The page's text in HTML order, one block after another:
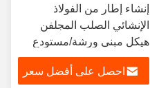
إنشاء إطار من الفولاذ
الإنشائي الصلب المجلفن
هيكل مبنى ورشة/مستودع
من الفولاذ الصناعي هيكل
معدني ذو إطار جملوني
احصل على أفضل سعر